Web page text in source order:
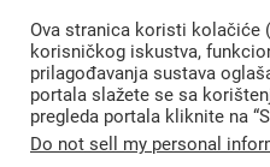
Ova stranica koristi kolačiće
korisničkog iskustva,
prilagođavanja sustava
portala slažete se sa
pregleda portala kliknite na
Do not sell my personal